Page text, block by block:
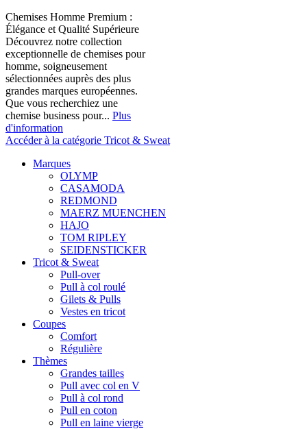
Chemises Homme Premium :
Élégance et Qualité Supérieure
Découvrez notre collection
exceptionnelle de chemises pour
homme, soigneusement
sélectionnées auprès des plus
grandes marques européennes.
Que vous recherchiez une
chemise business pour... Plus
d'information
Accéder à la catégorie Tricot & Sweat
Marques
OLYMP
CASAMODA
REDMOND
MAERZ MUENCHEN
HAJO
TOM RIPLEY
SEIDENSTICKER
Tricot & Sweat
Pull-over
Pull à col roulé
Gilets & Pulls
Vestes en tricot
Coupes
Comfort
Régulière
Thèmes
Grandes tailles
Pull avec col en V
Pull à col rond
Pull en coton
Pull en laine vierge